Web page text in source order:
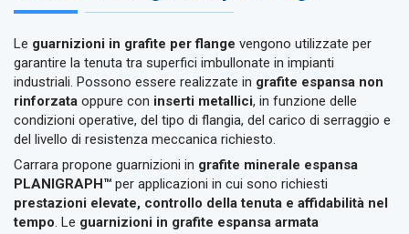
Le guarnizioni in grafite per flange vengono utilizzate per
garantire la tenuta tra superfici imbullonate in impianti
industriali. Possono essere realizzate in grafite espansa non
rinforzata oppure con inserti metallici, in funzione delle
condizioni operative, del tipo di flangia, del carico di serraggio e
del livello di resistenza meccanica richiesto.
Carrara propone guarnizioni in grafite minerale espansa
PLANIGRAPH™ per applicazioni in cui sono richiesti
prestazioni elevate, controllo della tenuta e affidabilità nel
tempo. Le guarnizioni in grafite espansa armata